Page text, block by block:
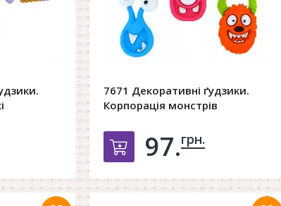
7671 Декоративні ґудзики.
Корпорація монстрів
Добавить в корзину
97.грн.